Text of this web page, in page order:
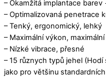
– Okamžitá implantace
– Optimalizovaná penetrace
– Tenký, ergonomický, lehký
– Maximální výkon,
– Nízké vibrace, přesné
– 15 různych typů jehel
jako pro většinu